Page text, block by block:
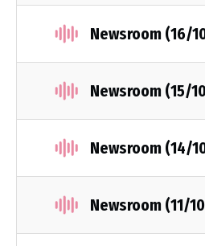
Newsroom (16/
Newsroom (15/
Newsroom (14/
Newsroom (11/